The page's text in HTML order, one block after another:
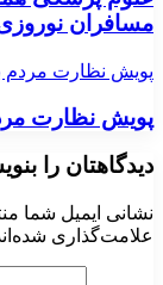
مسافران
پویش نظارت مردم
پویش نظارت
دیدگاهتان را
نشانی ایمیل شما
علامت‌گذاری